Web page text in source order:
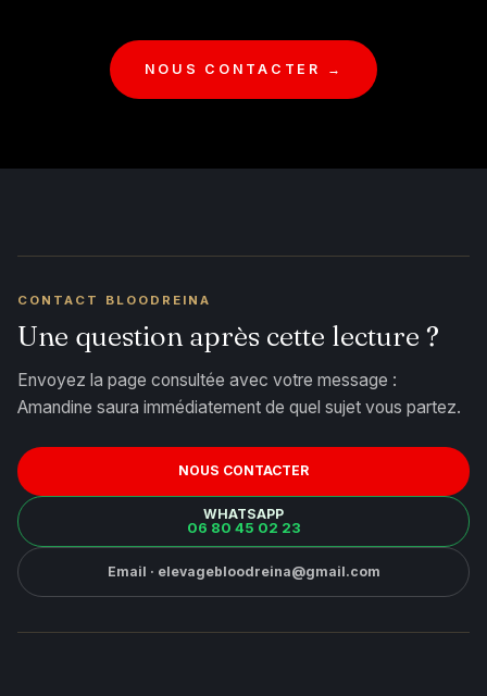
NOUS CONTACTER →
CONTACT BLOODREINA
Une question après cette lecture ?
Envoyez la page consultée avec votre message :
Amandine saura immédiatement de quel sujet vous partez.
NOUS CONTACTER
WHATSAPP
06 80 45 02 23
Email · elevagebloodreina@gmail.com